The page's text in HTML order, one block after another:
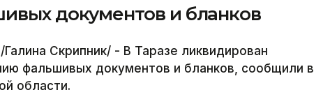
документов и бланков
Скрипник/ - В Таразе ликвидирован
фальшивых документов и бланков, сообщили в
области.